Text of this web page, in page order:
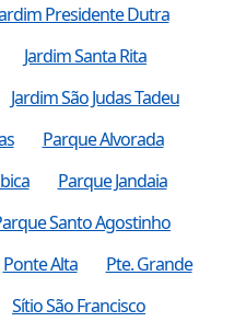
Presidente Dutra
Jardim Santa Rita
Jardim São Judas Tadeu
Parque Alvorada
Parque Jandaia
Santo Agostinho
Ponte Alta
Pte. Grande
Sítio São Francisco